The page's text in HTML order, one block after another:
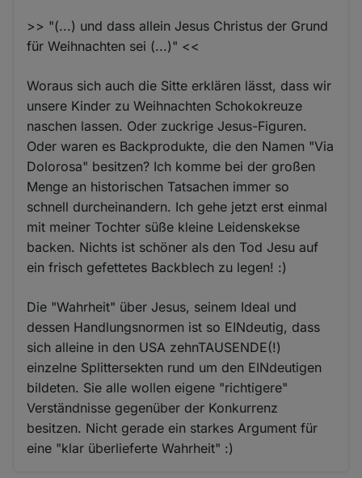
>> "(...) und dass allein Jesus Christus der Grund
für Weihnachten sei (...)" <<
Woraus sich auch die Sitte erklären lässt, dass wir
unsere Kinder zu Weihnachten Schokokreuze
naschen lassen. Oder zuckrige Jesus-Figuren.
Oder waren es Backprodukte, die den Namen "Via
Dolorosa" besitzen? Ich komme bei der großen
Menge an historischen Tatsachen immer so
schnell durcheinandern. Ich gehe jetzt erst einmal
mit meiner Tochter süße kleine Leidenskekse
backen. Nichts ist schöner als den Tod Jesu auf
ein frisch gefettetes Backblech zu legen! :)
Die "Wahrheit" über Jesus, seinem Ideal und
dessen Handlungsnormen ist so EINdeutig, dass
sich alleine in den USA zehnTAUSENDE(!)
einzelne Splittersekten rund um den EINdeutigen
bildeten. Sie alle wollen eigene "richtigere"
Verständnisse gegenüber der Konkurrenz
besitzen. Nicht gerade ein starkes Argument für
eine "klar überlieferte Wahrheit" :)